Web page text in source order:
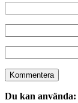
Du kan använda: